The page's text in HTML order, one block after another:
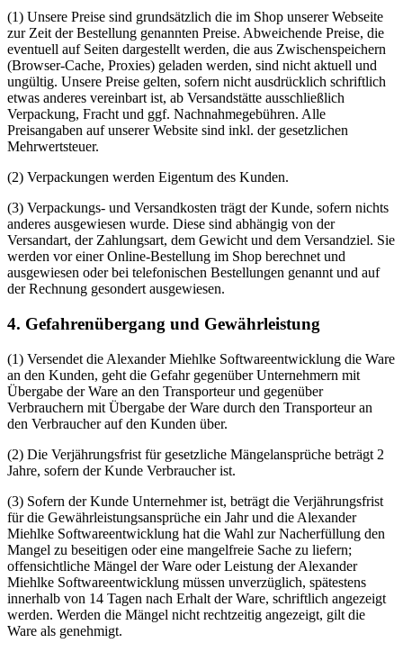
(1) Unsere Preise sind grundsätzlich die im Shop unserer Webseite
zur Zeit der Bestellung genannten Preise. Abweichende Preise, die
eventuell auf Seiten dargestellt werden, die aus Zwischenspeichern
(Browser-Cache, Proxies) geladen werden, sind nicht aktuell und
ungültig. Unsere Preise gelten, sofern nicht ausdrücklich schriftlich
etwas anderes vereinbart ist, ab Versandstätte ausschließlich
Verpackung, Fracht und ggf. Nachnahmegebühren. Alle
Preisangaben auf unserer Website sind inkl. der gesetzlichen
Mehrwertsteuer.
(2) Verpackungen werden Eigentum des Kunden.
(3) Verpackungs- und Versandkosten trägt der Kunde, sofern nichts
anderes ausgewiesen wurde. Diese sind abhängig von der
Versandart, der Zahlungsart, dem Gewicht und dem Versandziel. Sie
werden vor einer Online-Bestellung im Shop berechnet und
ausgewiesen oder bei telefonischen Bestellungen genannt und auf
der Rechnung gesondert ausgewiesen.
4. Gefahrenübergang und Gewährleistung
(1) Versendet die Alexander Miehlke Softwareentwicklung die Ware
an den Kunden, geht die Gefahr gegenüber Unternehmern mit
Übergabe der Ware an den Transporteur und gegenüber
Verbrauchern mit Übergabe der Ware durch den Transporteur an
den Verbraucher auf den Kunden über.
(2) Die Verjährungsfrist für gesetzliche Mängelansprüche beträgt 2
Jahre, sofern der Kunde Verbraucher ist.
(3) Sofern der Kunde Unternehmer ist, beträgt die Verjährungsfrist
für die Gewährleistungsansprüche ein Jahr und die Alexander
Miehlke Softwareentwicklung hat die Wahl zur Nacherfüllung den
Mangel zu beseitigen oder eine mangelfreie Sache zu liefern;
offensichtliche Mängel der Ware oder Leistung der Alexander
Miehlke Softwareentwicklung müssen unverzüglich, spätestens
innerhalb von 14 Tagen nach Erhalt der Ware, schriftlich angezeigt
werden. Werden die Mängel nicht rechtzeitig angezeigt, gilt die
Ware als genehmigt.